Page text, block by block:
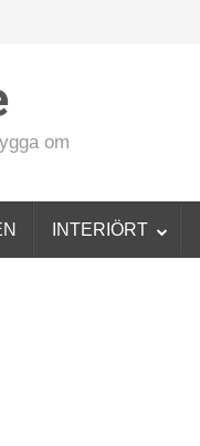
om
INTERIÖRT